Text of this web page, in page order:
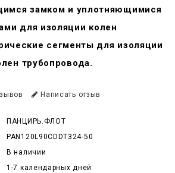
замком и уплотняющимися
для изоляции колен
сегменты для изоляции
трубопровода.
Написать отзыв
ПАНЦИРЬ.ФЛОТ
PAN120L90CDDT324-50
В наличии
1-7 календарных дней